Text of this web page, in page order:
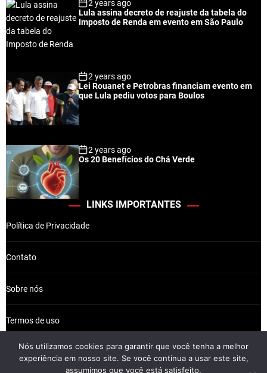
2 years ago
Lula assina decreto de reajuste da tabela do
Imposto de Renda em evento em São Paulo
2 years ago
Lei Rouanet e Petrobras financiam evento em
que Lula pediu votos para Boulos
2 years ago
Os 20 Benefícios do Chá Verde
LINKS IMPORTANTES
Política de Privacidade
Contato
Sobre nós
Termos de uso
Nós utilizamos cookies para garantir que você tenha a melhor
experiência em nosso site. Se você continua a usar este site,
assumimos que você está satisfeito.